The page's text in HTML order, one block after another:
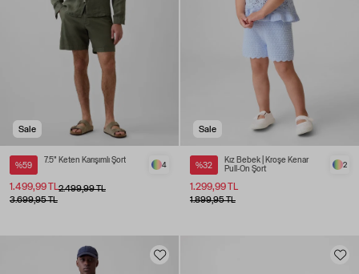
Sale
%59
7.5" Keten Karışımlı Şort
2.499,99 TL
1.499,99 TL
4
3.699,95 TL
Sale
%32
Kız Bebek | Kroşe Kenar
Pull-On Şort
1.299,99 TL
2
1.899,95 TL